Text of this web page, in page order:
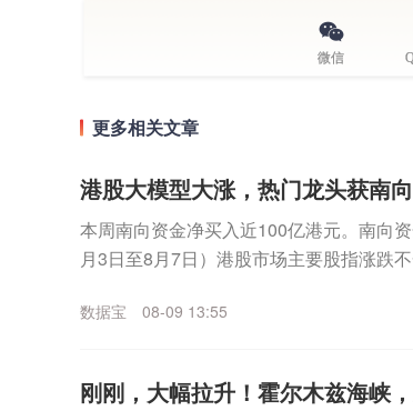
微信
更多相关文章
港股大模型大涨，热门龙头获南
本周南向资金净买入近100亿港元。南向
月3日至8月7日）港股市场主要股指涨跌
数据宝 08-09 13:55
刚刚，大幅拉升！霍尔木兹海峡